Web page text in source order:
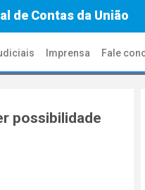
de Contas da União
Imprensa Fale
possibilidade